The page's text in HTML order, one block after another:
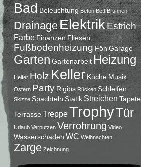
BadBeleuchtung Beton Bett Brunnen
DrainageElektrikEstrich
Farbe FinanzenFliesen
Fußbodenheizung Fön Garage
Garten Gartenarbeit Heizung
Helfer Holz Keller Küche Musik
Ostern Party Rigips Rücken Schleifen
Skizze Spachteln StatikStreichen Tapete
Terrasse TreppeTrophyTür
Urlaub Verputzen Verrohrung Video
Wasserschaden WC Weihnachten
Zarge Zeichnung